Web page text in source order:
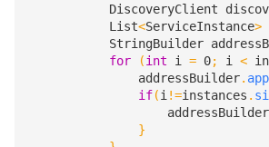
DiscoveryClient
List<ServiceInstance>
StringBuilder
for
(int i = 0; i <
addressBuilder.
if(i !=instances .
addressBuilder
}